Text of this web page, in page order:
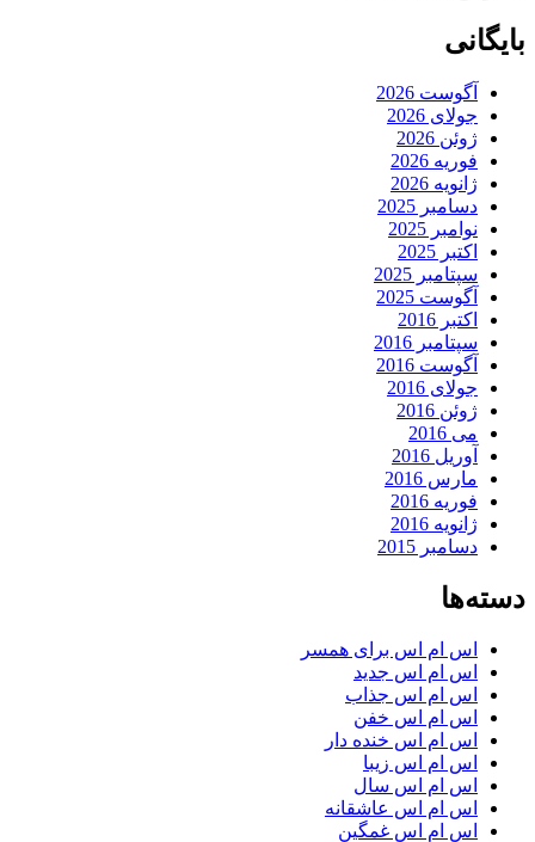
بایگانی
آگوست 2026
جولای 2026
ژوئن 2026
فوریه 2026
ژانویه 2026
دسامبر 2025
نوامبر 2025
اکتبر 2025
سپتامبر 2025
آگوست 2025
اکتبر 2016
سپتامبر 2016
آگوست 2016
جولای 2016
ژوئن 2016
می 2016
آوریل 2016
مارس 2016
فوریه 2016
ژانویه 2016
دسامبر 2015
دسته‌ها
اس ام اس برای همسر
اس ام اس جدید
اس ام اس جذاب
اس ام اس خفن
اس ام اس خنده دار
اس ام اس زیبا
اس ام اس سال
اس ام اس عاشقانه
اس ام اس غمگین